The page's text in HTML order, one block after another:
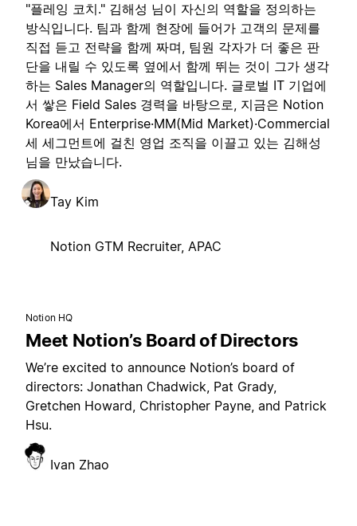
"플레잉 코치." 김해성 님이 자신의 역할을 정의하는
방식입니다. 팀과 함께 현장에 들어가 고객의 문제를
직접 듣고 전략을 함께 짜며, 팀원 각자가 더 좋은 판
단을 내릴 수 있도록 옆에서 함께 뛰는 것이 그가 생각
하는 Sales Manager의 역할입니다. 글로벌 IT 기업에
서 쌓은 Field Sales 경력을 바탕으로, 지금은 Notion
Korea에서 Enterprise·MM(Mid Market)·Commercial
세 세그먼트에 걸친 영업 조직을 이끌고 있는 김해성
님을 만났습니다.
Tay Kim
Notion GTM Recruiter, APAC
Notion HQ
Meet Notion’s Board of Directors
We’re excited to announce Notion’s board of
directors: Jonathan Chadwick, Pat Grady,
Gretchen Howard, Christopher Payne, and Patrick
Hsu.
Ivan Zhao